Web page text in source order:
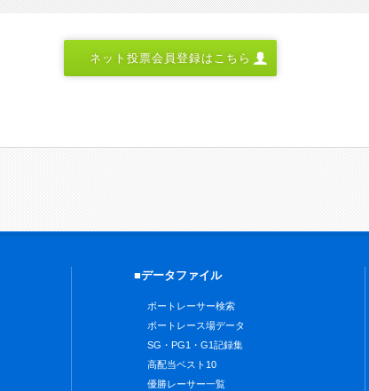
ネット投票会員登録はこちら
■データファイル
ボートレーサー検索
ボートレース場データ
SG・PG1・G1記録集
高配当ベスト10
優勝レーサー一覧